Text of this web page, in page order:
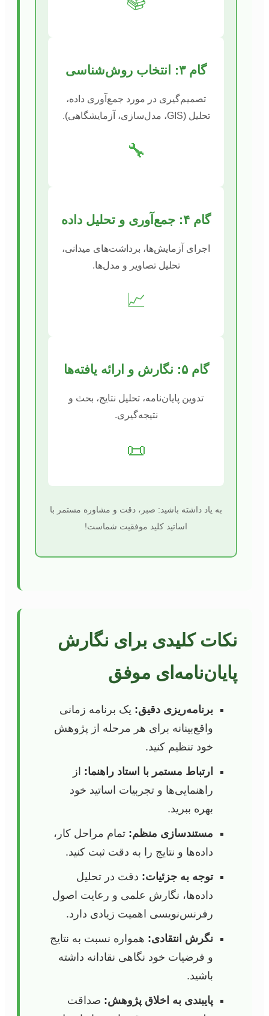
گام ۳: انتخاب روش‌شناسی
تصمیم‌گیری در مورد جمع‌آوری داده،
تحلیل (GIS، مدل‌سازی، آزمایشگاهی).
🔧
گام ۴: جمع‌آوری و تحلیل داده
اجرای آزمایش‌ها، برداشت‌های میدانی،
تحلیل تصاویر و مدل‌ها.
📈
گام ۵: نگارش و ارائه یافته‌ها
تدوین پایان‌نامه، تحلیل نتایج، بحث و
نتیجه‌گیری.
📜
به یاد داشته باشید: صبر، دقت و مشاوره مستمر با
اساتید کلید موفقیت شماست!
نکات کلیدی برای نگارش
پایان‌نامه‌ای موفق
برنامه‌ریزی دقیق: یک برنامه زمانی
واقع‌بینانه برای هر مرحله از پژوهش
خود تنظیم کنید.
ارتباط مستمر با استاد راهنما: از
راهنمایی‌ها و تجربیات اساتید خود
بهره ببرید.
مستندسازی منظم: تمام مراحل کار،
داده‌ها و نتایج را به دقت ثبت کنید.
توجه به جزئیات: دقت در تحلیل
داده‌ها، نگارش علمی و رعایت اصول
رفرنس‌نویسی اهمیت زیادی دارد.
نگرش انتقادی: همواره نسبت به نتایج
و فرضیات خود نگاهی نقادانه داشته
باشید.
پایبندی به اخلاق پژوهش: صداقت